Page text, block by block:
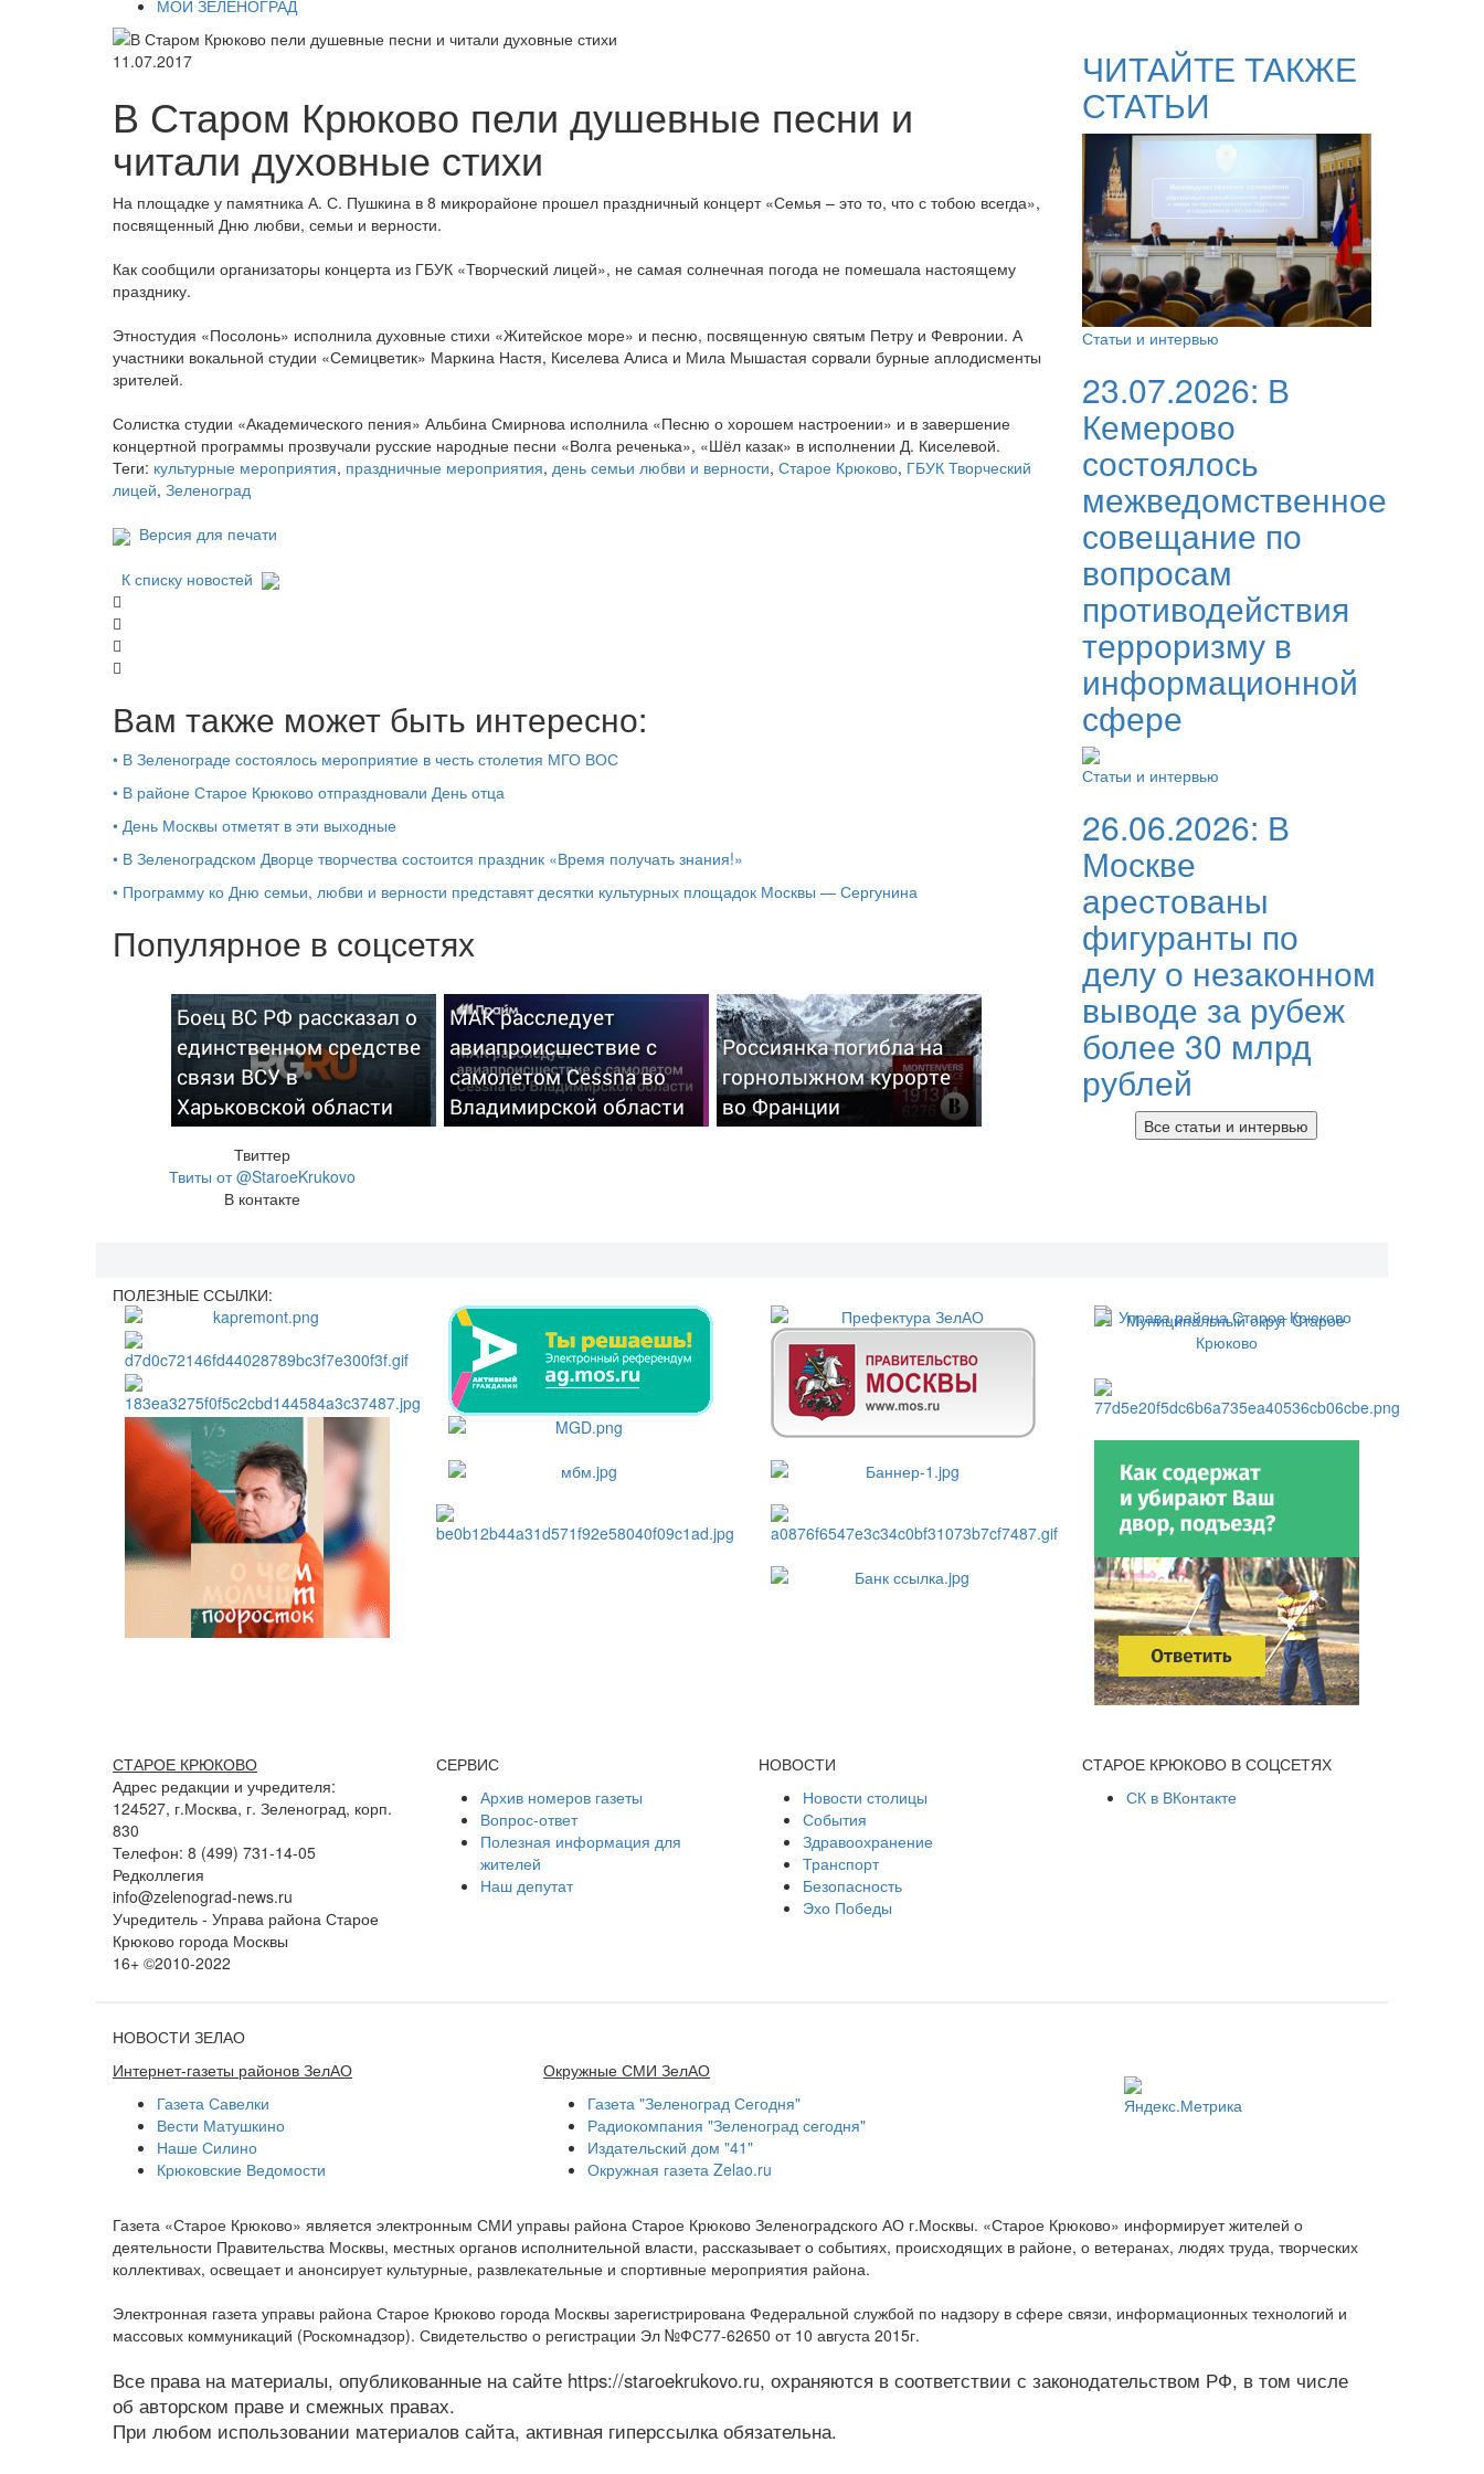
МОЙ ЗЕЛЕНОГРАД
11.07.2017
В Старом Крюково пели душевные песни и
читали духовные стихи
На площадке у памятника А. С. Пушкина в 8 микрорайоне прошел праздничный концерт «Семья – это то, что с тобою всегда»,
посвященный Дню любви, семьи и верности.
Как сообщили организаторы концерта из ГБУК «Творческий лицей», не самая солнечная погода не помешала настоящему
празднику.
Этностудия «Посолонь» исполнила духовные стихи «Житейское море» и песню, посвященную святым Петру и Февронии. А
участники вокальной студии «Семицветик» Маркина Настя, Киселева Алиса и Мила Мышастая сорвали бурные аплодисменты
зрителей.
Солистка студии «Академического пения» Альбина Смирнова исполнила «Песню о хорошем настроении» и в завершение
концертной программы прозвучали русские народные песни «Волга реченька», «Шёл казак» в исполнении Д. Киселевой.
Теги: культурные мероприятия, праздничные мероприятия, день семьи любви и верности, Старое Крюково, ГБУК Творческий
лицей, Зеленоград
Версия для печати
К списку новостей
Вам также может быть интересно:
• В Зеленограде состоялось мероприятие в честь столетия МГО ВОС
• В районе Старое Крюково отпраздновали День отца
• День Москвы отметят в эти выходные
• В Зеленоградском Дворце творчества состоится праздник «Время получать знания!»
• Программу ко Дню семьи, любви и верности представят десятки культурных площадок Москвы — Сергунина
Популярное в соцсетях
Боец ВС РФ рассказал о
единственном средстве
связи ВСУ в
Харьковской области
МАК расследует
авиапроисшествие с
самолетом Cessna во
Владимирской области
Россиянка погибла на
горнолыжном курорте
во Франции
Твиттер
Твиты от @StaroeKrukovo
В контакте
ЧИТАЙТЕ ТАКЖЕ
СТАТЬИ
Статьи и интервью
23.07.2026: В
Кемерово
состоялось
межведомственное
совещание по
вопросам
противодействия
терроризму в
информационной
сфере
Статьи и интервью
26.06.2026: В
Москве
арестованы
фигуранты по
делу о незаконном
выводе за рубеж
более 30 млрд
рублей
Все статьи и интервью
ПОЛЕЗНЫЕ ССЫЛКИ:
СТАРОЕ КРЮКОВО
Адрес редакции и учредителя:
124527, г.Москва, г. Зеленоград, корп.
830
Телефон: 8 (499) 731-14-05
Редколлегия
info@zelenograd-news.ru
Учредитель - Управа района Старое
Крюково города Москвы
16+ ©2010-2022
СЕРВИС
Архив номеров газеты
Вопрос-ответ
Полезная информация для
жителей
Наш депутат
НОВОСТИ
Новости столицы
События
Здравоохранение
Транспорт
Безопасность
Эхо Победы
СТАРОЕ КРЮКОВО В СОЦСЕТЯХ
СК в ВКонтакте
НОВОСТИ ЗЕЛАО
Интернет-газеты районов ЗелАО
Газета Савелки
Вести Матушкино
Наше Силино
Крюковские Ведомости
Окружные СМИ ЗелАО
Газета "Зеленоград Сегодня"
Радиокомпания "Зеленоград сегодня"
Издательский дом "41"
Окружная газета Zelao.ru
Газета «Старое Крюково» является электронным СМИ управы района Старое Крюково Зеленоградского АО г.Москвы. «Старое Крюково» информирует жителей о
деятельности Правительства Москвы, местных органов исполнительной власти, рассказывает о событиях, происходящих в районе, о ветеранах, людях труда, творческих
коллективах, освещает и анонсирует культурные, развлекательные и спортивные мероприятия района.
Электронная газета управы района Старое Крюково города Москвы зарегистрирована Федеральной службой по надзору в сфере связи, информационных технологий и
массовых коммуникаций (Роскомнадзор). Свидетельство о регистрации Эл №ФС77-62650 от 10 августа 2015г.
Все права на материалы, опубликованные на сайте https://staroekrukovo.ru, охраняются в соответствии с законодательством РФ, в том числе
об авторском праве и смежных правах.
При любом использовании материалов сайта, активная гиперссылка обязательна.